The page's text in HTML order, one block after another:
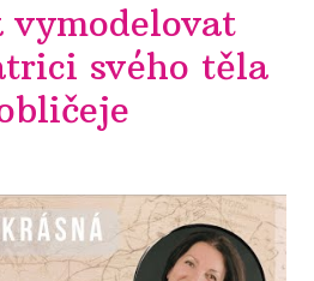
vymodelovat
svého těla